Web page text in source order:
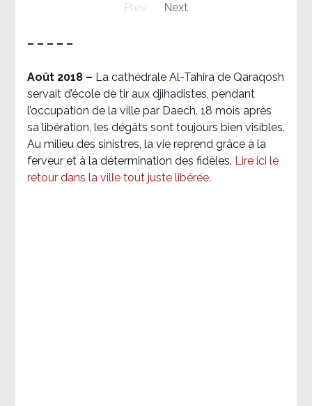
Prev Next
– – – – –
Août 2018 – La cathédrale Al-Tahira de Qaraqosh
servait d’école de tir aux djihadistes, pendant
l’occupation de la ville par Daech. 18 mois après
sa libération, les dégâts sont toujours bien visibles.
Au milieu des sinistres, la vie reprend grâce à la
ferveur et à la détermination des fidèles. Lire ici le
retour dans la ville tout juste libérée.